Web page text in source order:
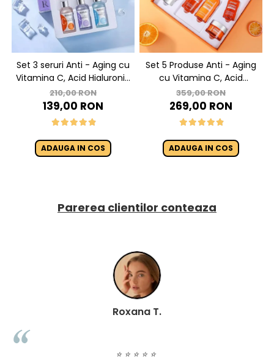
Set 3 seruri Anti - Aging cu
Vitamina C, Acid Hialuronic
si Retinol - Dr. Rashel Facial
Serum pack
210,00 RON
139,00 RON
ADAUGA IN COS
Set 5 Produse Anti - Aging
cu Vitamina C, Acid
Hialuronic si Niacinamide
pentru Luminozitate - Dr.
Rashel Skin Care
359,00 RON
269,00 RON
ADAUGA IN COS
Parerea clientilor conteaza
Roxana T.
⭐ ⭐ ⭐ ⭐ ⭐